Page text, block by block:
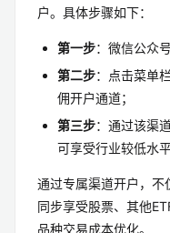
户。具体步骤如下：
第一步：微信公众
第二步：点击菜单
佣开户通道；
第三步：通过该渠
可享受行业较低水
通过专属渠道开户，不
同步享受股票、其他
品种交易成本优化。